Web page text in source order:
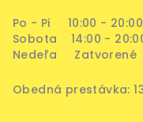
Po - Pi 10:00 - 20:00
Sobota 14:00 -
Nedeľa Zatvorené
Obedná prestávka: